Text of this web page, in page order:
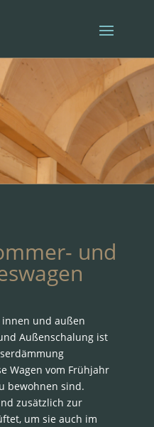
und
innen und außen
Außenschalung ist
Wagen vom Frühjahr
bewohnen sind.
zusätzlich zur
um sie auch im